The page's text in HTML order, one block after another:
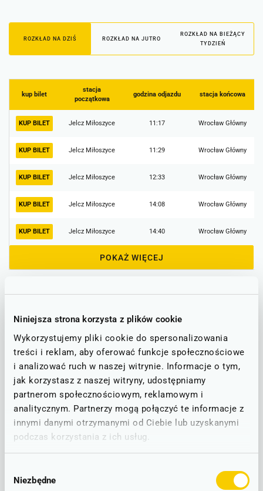
Niniejsza strona korzysta z plików cookie
Wykorzystujemy pliki cookie do spersonalizowania
treści i reklam, aby oferować funkcje społecznościowe
i analizować ruch w naszej witrynie. Informacje o tym,
jak korzystasz z naszej witryny, udostępniamy
partnerom społecznościowym, reklamowym i
analitycznym. Partnerzy mogą połączyć te informacje z
innymi danymi otrzymanymi od Ciebie lub uzyskanymi
podczas korzystania z ich usług.
zgody
Niezbędne
ROZKŁAD NA DZIŚ ROZKŁAD NA JUTRO
ROZKŁAD NA BIEŻĄCY
TYDZIEŃ
stacja
początkowa
godzina odjazdu stacja końcowa
kup bilet
Jelcz Miłoszyce 11:17 Wrocław Główny
KUP BILET
Jelcz Miłoszyce 11:29 Wrocław Główny
KUP BILET
Jelcz Miłoszyce 12:33 Wrocław Główny
KUP BILET
Jelcz Miłoszyce 14:08 Wrocław Główny
KUP BILET
Jelcz Miłoszyce 14:40 Wrocław Główny
KUP BILET
POKAŻ WIĘCEJ
Poniżej znajdą Państwo informacje o ewentualnych
utrudnieniach na trasie Jelcz Miłoszyce - Wrocław Główny,
która obejmuje stację PKP Jelcz Miłoszyce.
Stan linii - informacje o utrudnieniach
STAN NA DZIEŃ: 09.08.2026
Brak zgłoszonych utrudnień w ruchu.